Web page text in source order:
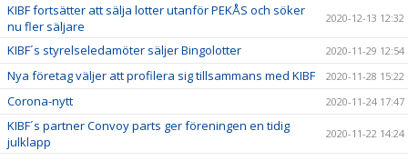
KIBF fortsätter att sälja lotter utanför PEKÅS och söker
nu fler säljare
2020-12-13 12:32
KIBF´s styrelseledamöter säljer Bingolotter 2020-11-29 12:54
Nya företag väljer att profilera sig tillsammans med KIBF 2020-11-28 15:22
Corona-nytt 2020-11-24 17:47
KIBF´s partner Convoy parts ger föreningen en tidig
julklapp
2020-11-22 14:24